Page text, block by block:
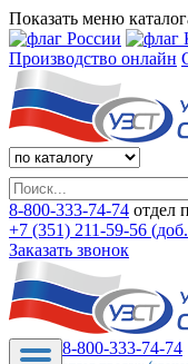
Показать меню
Производство онлайн
8-800-333-74-74 отдел
+7 (351) 211-59-56
Заказать звонок
8-800-333-74-74